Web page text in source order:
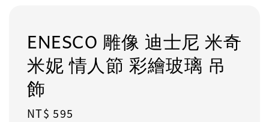
ENESCO 雕像 迪士尼 米奇
米妮 情人節 彩繪玻璃 吊
飾
Regular
NT$ 595